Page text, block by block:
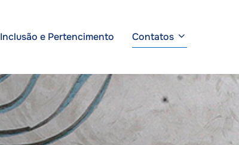
Inclusão e Pertencimento Contatos